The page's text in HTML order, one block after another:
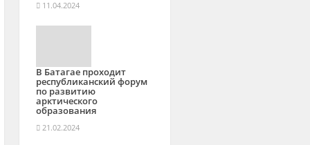
11.04.2024
В Батагае проходит
республиканский форум
по развитию
арктического
образования
21.02.2024